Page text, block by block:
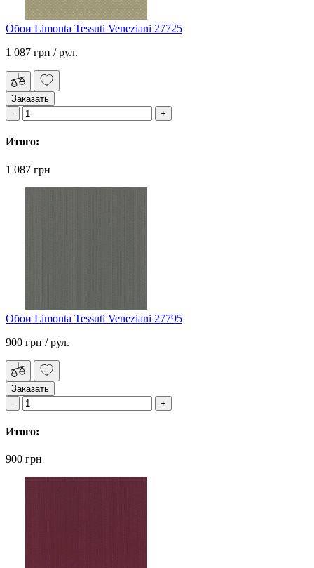
Обои Limonta Tessuti Veneziani 27725
1 087 грн / рул.
Заказать
Итого:
1 087 грн
Обои Limonta Tessuti Veneziani 27795
900 грн / рул.
Заказать
Итого:
900 грн